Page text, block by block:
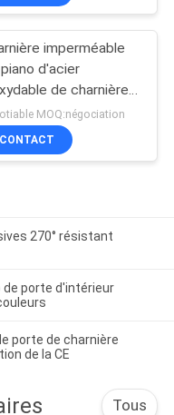
imperméable
d'acier
de charnière
ignifuge de
MOQ:négociation
CONTACT
270° résistant
de porte d'intérieur
porte de charnière
de la CE
Tous